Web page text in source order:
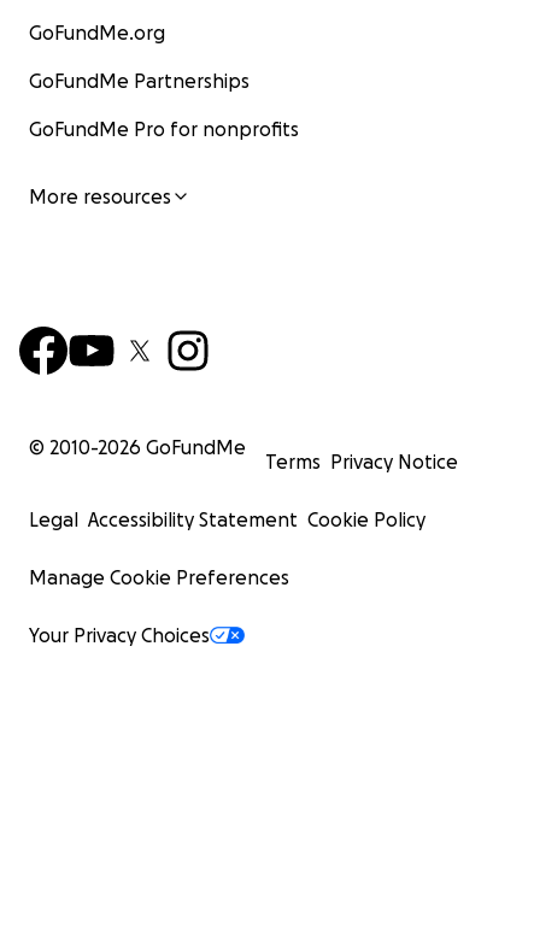
GoFundMe.org
GoFundMe Partnerships
GoFundMe Pro for nonprofits
More resources
© 2010-2026 GoFundMe
Terms Privacy Notice
Legal Accessibility Statement Cookie Policy
Manage Cookie Preferences
Your Privacy Choices